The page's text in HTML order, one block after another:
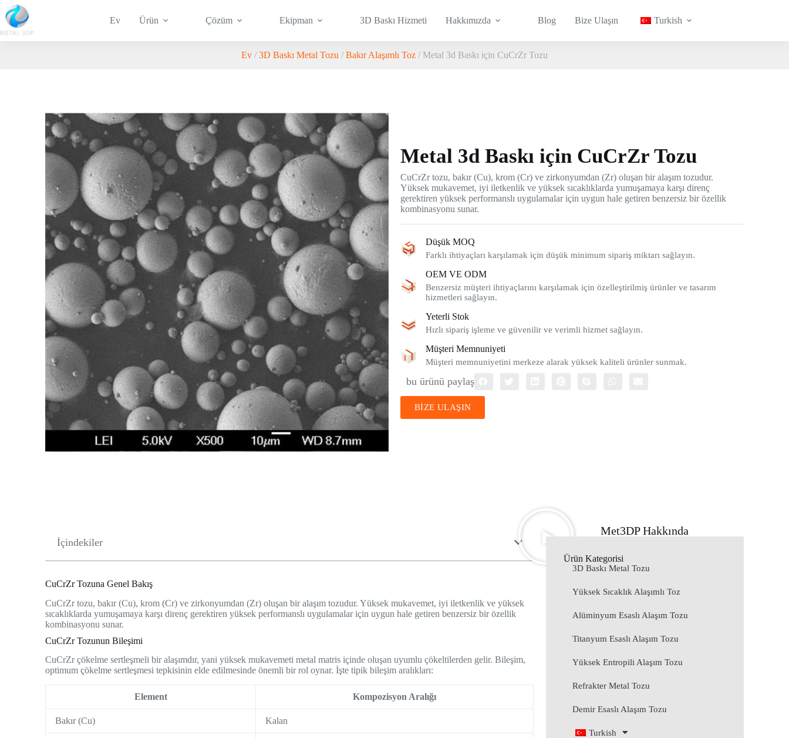
Ev Ürün Çözüm Ekipman 3D Baskı Hizmeti Hakkımızda Blog Bize Ulaşın Turkish
Ev / 3D Baskı Metal Tozu / Bakır Alaşımlı Toz / Metal 3d Baskı için CuCrZr Tozu
Metal 3d Baskı için CuCrZr Tozu
CuCrZr tozu, bakır (Cu), krom (Cr) ve zirkonyumdan (Zr) oluşan bir alaşım tozudur.
Yüksek mukavemet, iyi iletkenlik ve yüksek sıcaklıklarda yumuşamaya karşı direnç
gerektiren yüksek performanslı uygulamalar için uygun hale getiren benzersiz bir özellik
kombinasyonu sunar.
Düşük MOQ
Farklı ihtiyaçları karşılamak için düşük minimum sipariş miktarı sağlayın.
OEM VE ODM
Benzersiz müşteri ihtiyaçlarını karşılamak için özelleştirilmiş ürünler ve tasarım
hizmetleri sağlayın.
Yeterli Stok
Hızlı sipariş işleme ve güvenilir ve verimli hizmet sağlayın.
Müşteri Memnuniyeti
Müşteri memnuniyetini merkeze alarak yüksek kaliteli ürünler sunmak.
bu ürünü paylaş
BİZE ULAŞIN
İçindekiler
CuCrZr Tozuna Genel Bakış
CuCrZr tozu, bakır (Cu), krom (Cr) ve zirkonyumdan (Zr) oluşan bir alaşım tozudur. Yüksek mukavemet, iyi iletkenlik ve yüksek
sıcaklıklarda yumuşamaya karşı direnç gerektiren yüksek performanslı uygulamalar için uygun hale getiren benzersiz bir özellik
kombinasyonu sunar.
CuCrZr Tozunun Bileşimi
CuCrZr çökelme sertleşmeli bir alaşımdır, yani yüksek mukavemeti metal matris içinde oluşan uyumlu çökeltilerden gelir. Bileşim,
optimum çökelme sertleşmesi tepkisinin elde edilmesinde önemli bir rol oynar. İşte tipik bileşim aralıkları:
Element Kompozisyon Aralığı
Bakır (Cu) Kalan
Met3DP Hakkında
Ürün Kategorisi
3D Baskı Metal Tozu
Yüksek Sıcaklık Alaşımlı Toz
Alüminyum Esaslı Alaşım Tozu
Titanyum Esaslı Alaşım Tozu
Yüksek Entropili Alaşım Tozu
Refrakter Metal Tozu
Demir Esaslı Alaşım Tozu
Turkish